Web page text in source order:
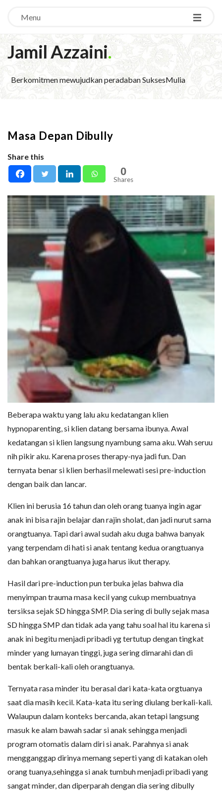
Menu
Jamil Azzaini.
Berkomitmen mewujudkan peradaban SuksesMulia
Masa Depan Dibully
Share this
0
Shares
Beberapa waktu yang lalu aku kedatangan klien
hypnoparenting, si klien datang bersama ibunya. Awal
kedatangan si klien langsung nyambung sama aku. Wah seruu
nih pikir aku. Karena proses therapy-nya jadi fun. Dan
ternyata benar si klien berhasil melewati sesi pre-induction
dengan baik dan lancar.
Klien ini berusia 16 tahun dan oleh orang tuanya ingin agar
anak ini bisa rajin belajar dan rajin sholat, dan jadi nurut sama
orangtuanya. Tapi dari awal sudah aku duga bahwa banyak
yang terpendam di hati si anak tentang kedua orangtuanya
dan bahkan orangtuanya juga harus ikut therapy.
Hasil dari pre-induction pun terbuka jelas bahwa dia
menyimpan trauma masa kecil yang cukup membuatnya
tersiksa sejak SD hingga SMP. Dia sering di bully sejak masa
SD hingga SMP dan tidak ada yang tahu soal hal itu karena si
anak ini begitu menjadi pribadi yg tertutup dengan tingkat
minder yang lumayan tinggi, juga sering dimarahi dan di
bentak berkali-kali oleh orangtuanya.
Ternyata rasa minder itu berasal dari kata-kata orgtuanya
saat dia masih kecil. Kata-kata itu sering diulang berkali-kali.
Walaupun dalam konteks bercanda, akan tetapi langsung
masuk ke alam bawah sadar si anak sehingga menjadi
program otomatis dalam diri si anak. Parahnya si anak
mengganggap dirinya memang seperti yang di katakan oleh
orang tuanya,sehingga si anak tumbuh menjadi pribadi yang
sangat minder, dan diperparah dengan dia sering dibully